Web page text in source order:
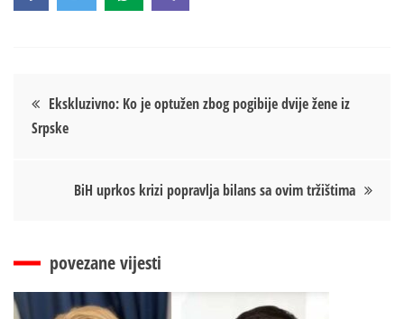
Кретање
чланка
Ekskluzivno: Ko je optužen zbog pogibije dvije žene iz
Srpske
BiH uprkos krizi popravlja bilans sa ovim tržištima
povezane vijesti